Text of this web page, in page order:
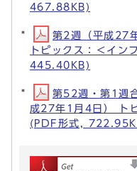
467.88KB)
第2週（平成27
トピックス：＜イン
445.40KB)
第52週・第1週
成27年1月4日） ト
(PDF形式,